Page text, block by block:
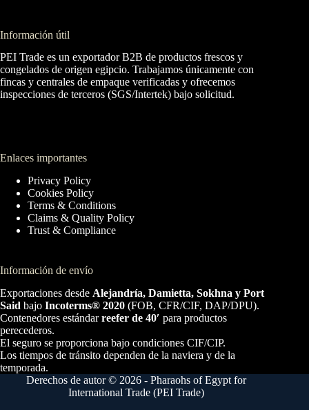
Información útil
PEI Trade es un exportador B2B de productos frescos y
congelados de origen egipcio. Trabajamos únicamente con
fincas y centrales de empaque verificadas y ofrecemos
inspecciones de terceros (SGS/Intertek) bajo solicitud.
Enlaces importantes
Privacy Policy
Cookies Policy
Terms & Conditions
Claims & Quality Policy
Trust & Compliance
Información de envío
Exportaciones desde Alejandría, Damietta, Sokhna y Port
Said bajo Incoterms® 2020 (FOB, CFR/CIF, DAP/DPU).
Contenedores estándarreefer de 40′ para productos
perecederos.
El seguro se proporciona bajo condiciones CIF/CIP.
Los tiempos de tránsito dependen de la naviera y de la
temporada.
Derechos de autor © 2026 - Pharaohs of Egypt for
International Trade (PEI Trade)